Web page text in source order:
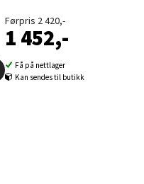
Førpris 2 420,-
1 452,-
Få på nettlager
Kan sendes til butikk